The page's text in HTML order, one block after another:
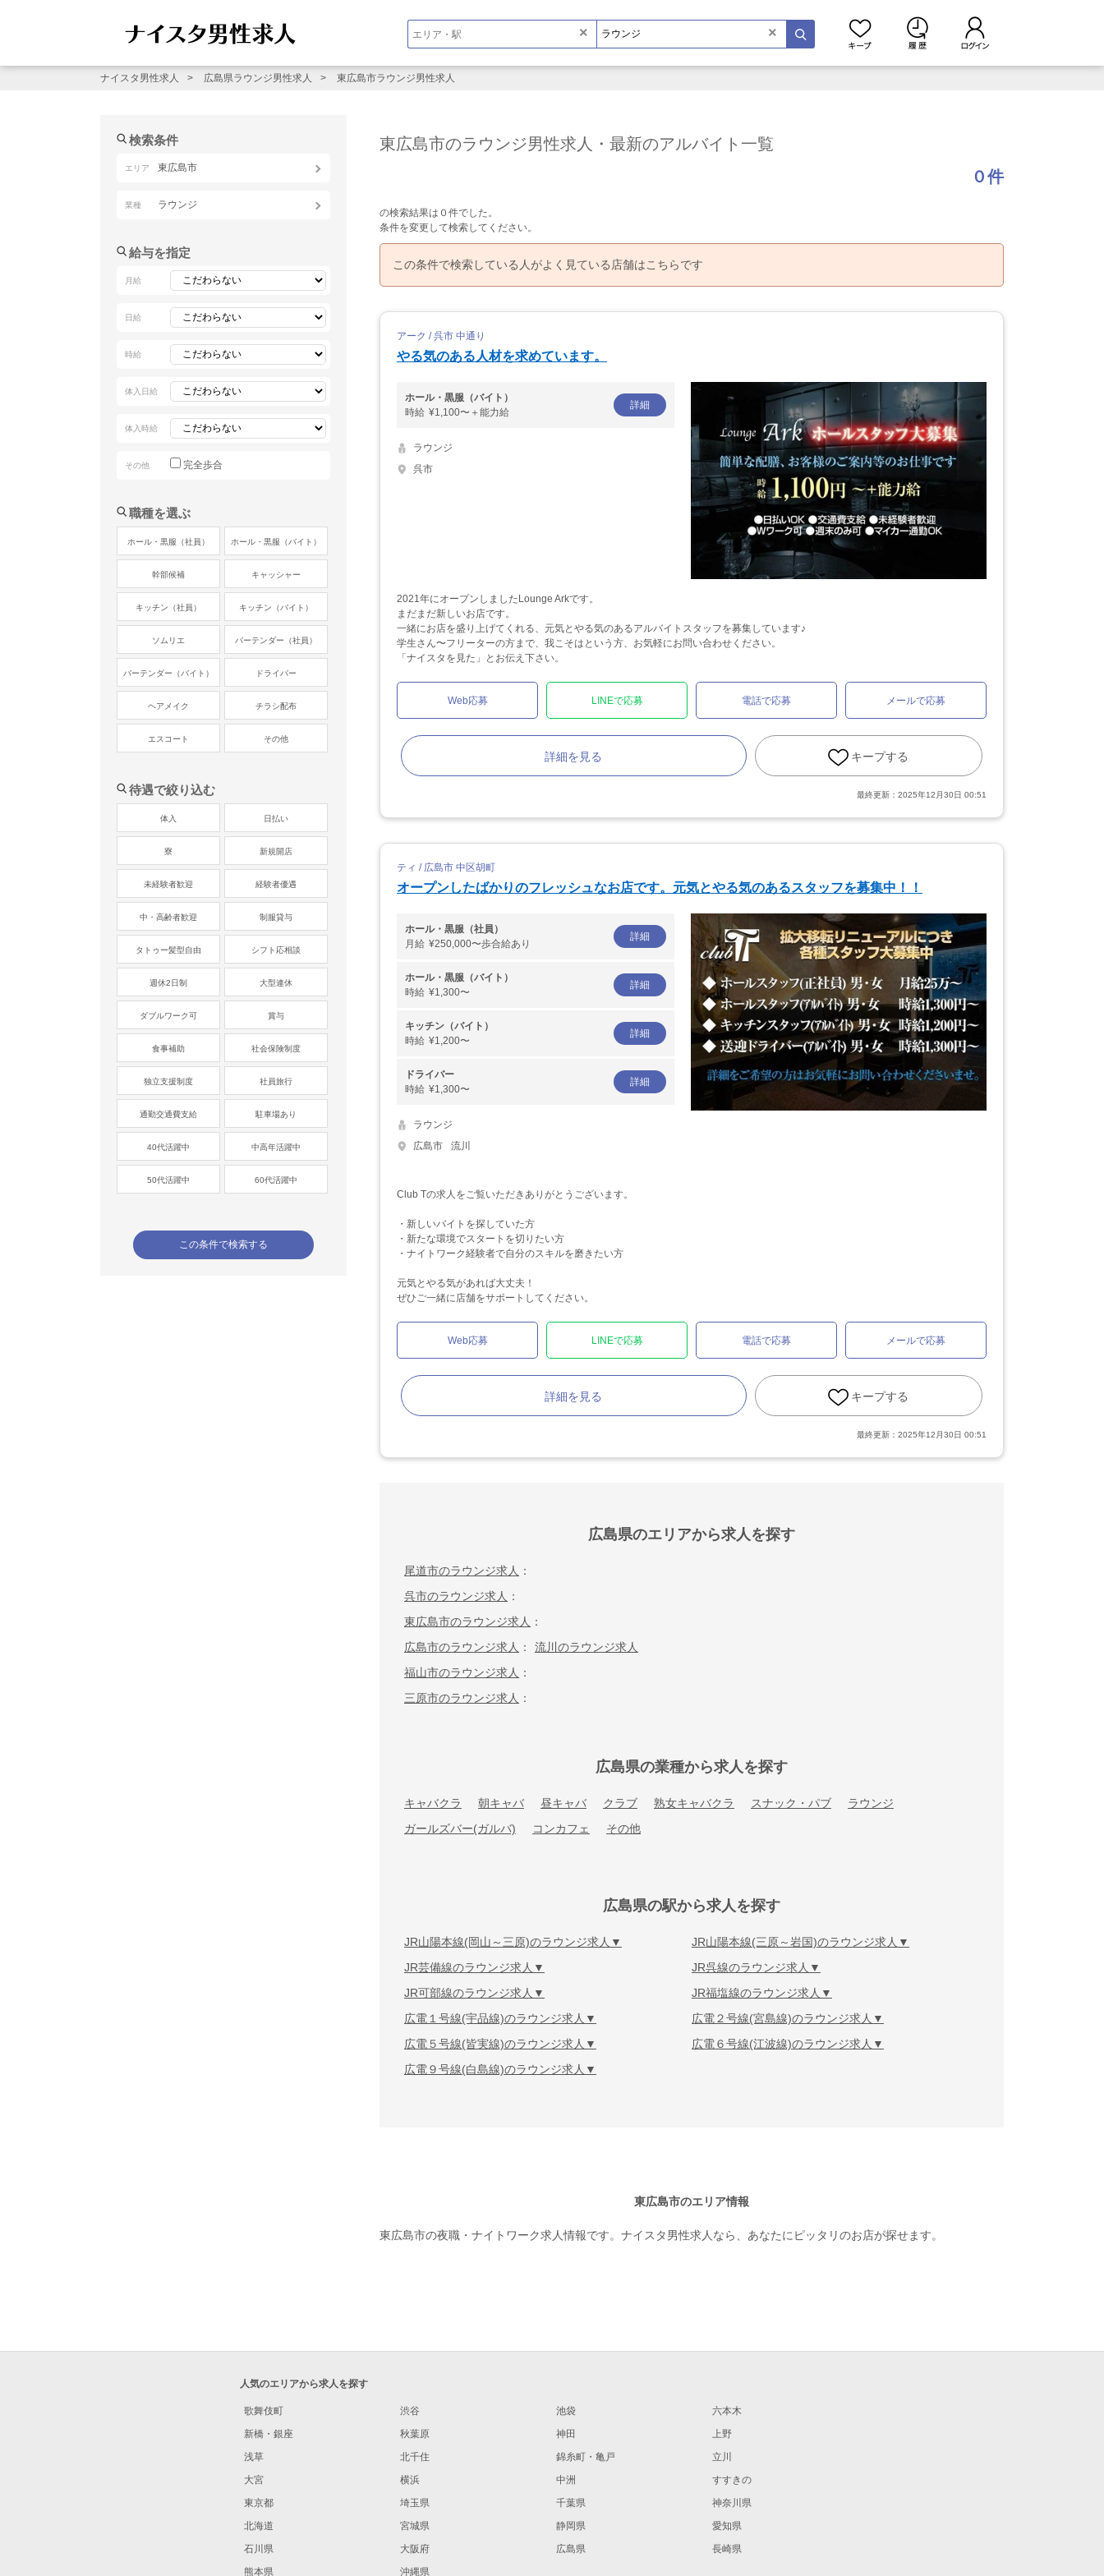
× ×
ナイスタ男性求人 広島県ラウンジ男性求人 東広島市ラウンジ男性求人
東広島市のラウンジ男性求人・最新のアルバイト一覧
０件
の検索結果は０件でした。
条件を変更して検索してください。
この条件で検索している人がよく見ている店舗はこちらです
アーク / 呉市 中通り
やる気のある人材を求めています。
ホール・黒服（バイト）
時給 ¥1,100〜＋能力給
詳細
ラウンジ
呉市
2021年にオープンしましたLounge Arkです。
まだまだ新しいお店です。
一緒にお店を盛り上げてくれる、元気とやる気のあるアルバイトスタッフを募集しています♪
学生さん〜フリーターの方まで、我こそはという方、お気軽にお問い合わせください。
「ナイスタを見た」とお伝え下さい。
Web応募 LINEで応募 電話で応募 メールで応募
詳細を見る キープする
最終更新： 2025年12月30日 00:51
ティ / 広島市 中区胡町
オープンしたばかりのフレッシュなお店です。元気とやる気のあるスタッフを募集中！！
ホール・黒服（社員）
月給 ¥250,000〜歩合給あり
詳細
ホール・黒服（バイト）
時給 ¥1,300〜
詳細
キッチン（バイト）
時給 ¥1,200〜
詳細
ドライバー
時給 ¥1,300〜
詳細
ラウンジ
広島市
流川
Club Tの求人をご覧いただきありがとうございます。
・新しいバイトを探していた方
・新たな環境でスタートを切りたい方
・ナイトワーク経験者で自分のスキルを磨きたい方
元気とやる気があれば大丈夫！
ぜひご一緒に店舗をサポートしてください。
Web応募 LINEで応募 電話で応募 メールで応募
詳細を見る キープする
最終更新： 2025年12月30日 00:51
広島県のエリアから求人を探す
尾道市のラウンジ求人
呉市のラウンジ求人
東広島市のラウンジ求人
広島市のラウンジ求人
流川のラウンジ求人
福山市のラウンジ求人
三原市のラウンジ求人
広島県の業種から求人を探す
キャバクラ 朝キャバ 昼キャバ クラブ 熟女キャバクラ スナック・パブ
ラウンジ
ガールズバー(ガルバ)
コンカフェ その他
広島県の駅から求人を探す
JR山陽本線(岡山～三原)のラウンジ求人
JR山陽本線(三原～岩国)のラウンジ求人
JR芸備線のラウンジ求人
JR呉線のラウンジ求人
JR可部線のラウンジ求人
JR福塩線のラウンジ求人
広電１号線(宇品線)のラウンジ求人
広電２号線(宮島線)のラウンジ求人
広電５号線(皆実線)のラウンジ求人
広電６号線(江波線)のラウンジ求人
広電９号線(白島線)のラウンジ求人
東広島市のエリア情報
東広島市の夜職・ナイトワーク求人情報です。ナイスタ男性求人なら、あなたにピッタリのお店が探せます。
検索条件
エリア 東広島市
業種 ラウンジ
給与を指定
月給
日給
時給
体入日給
体入時給
その他 完全歩合
職種を選ぶ
ホール・黒服（社員） ホール・黒服（バイト）
幹部候補 キャッシャー
キッチン（社員） キッチン（バイト）
ソムリエ バーテンダー（社員）
バーテンダー（バイト） ドライバー
ヘアメイク チラシ配布
エスコート その他
待遇で絞り込む
体入 日払い
寮 新規開店
未経験者歓迎 経験者優遇
中・高齢者歓迎 制服貸与
タトゥー髪型自由 シフト応相談
週休2日制 大型連休
ダブルワーク可 賞与
食事補助 社会保険制度
独立支援制度 社員旅行
通勤交通費支給 駐車場あり
40代活躍中 中高年活躍中
50代活躍中 60代活躍中
人気のエリアから求人を探す
歌舞伎町 渋谷 池袋
六本木
新橋・銀座
秋葉原 神田
上野
浅草
北千住 錦糸町・亀戸
立川
大宮
横浜 中洲
すすきの
東京都
埼玉県 千葉県
神奈川県
北海道
宮城県 静岡県
愛知県
石川県
大阪府 広島県
長崎県
熊本県
沖縄県